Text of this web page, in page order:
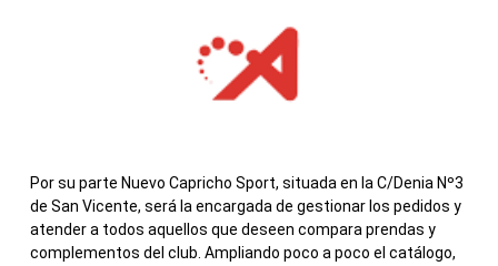
Por su parte Nuevo Capricho Sport, situada en la C/Denia Nº3
de San Vicente, será la encargada de gestionar los pedidos y
atender a todos aquellos que deseen compara prendas y
complementos del club. Ampliando poco a poco el catálogo,